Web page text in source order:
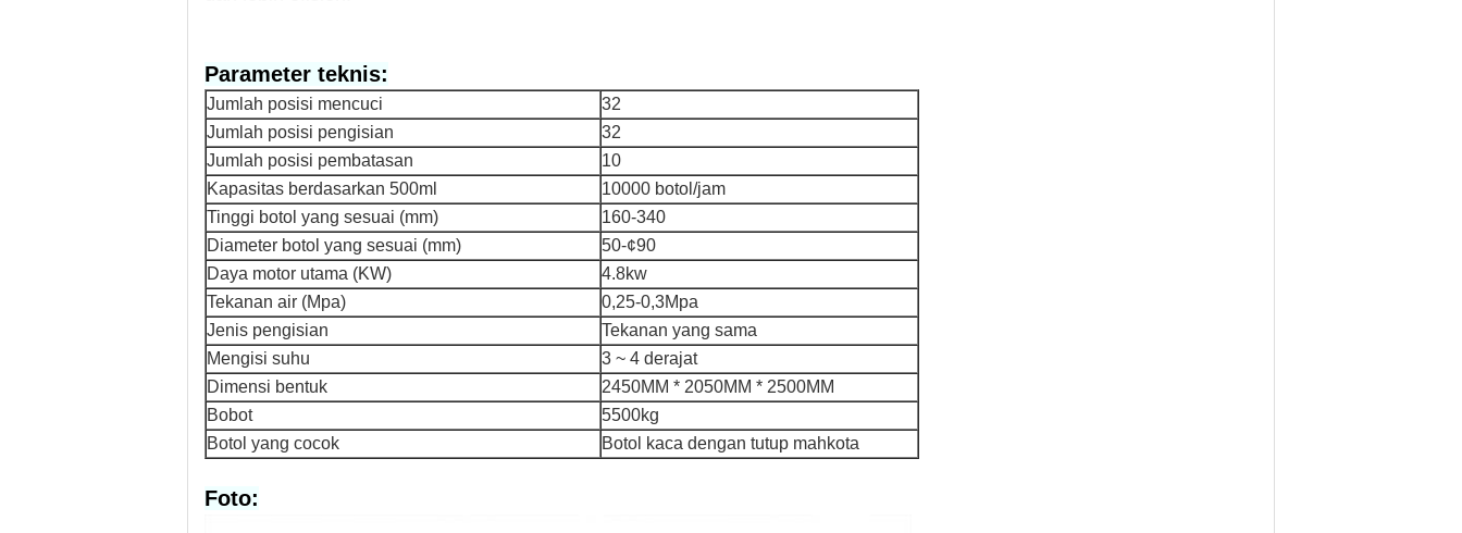
Parameter teknis:
Jumlah posisi mencuci
32
Jumlah posisi pengisian
32
Jumlah posisi pembatasan
10
Kapasitas berdasarkan 500ml
10000 botol/jam
Tinggi botol yang sesuai (mm)
160-340
Diameter botol yang sesuai (mm)
50-¢90
Daya motor utama (KW)
4.8kw
Tekanan air (Mpa)
0,25-0,3Mpa
Jenis pengisian
Tekanan yang sama
Mengisi suhu
3 ~ 4 derajat
Dimensi bentuk
2450MM * 2050MM * 2500MM
Bobot
5500kg
Botol yang cocok
Botol kaca dengan tutup mahkota
Foto: